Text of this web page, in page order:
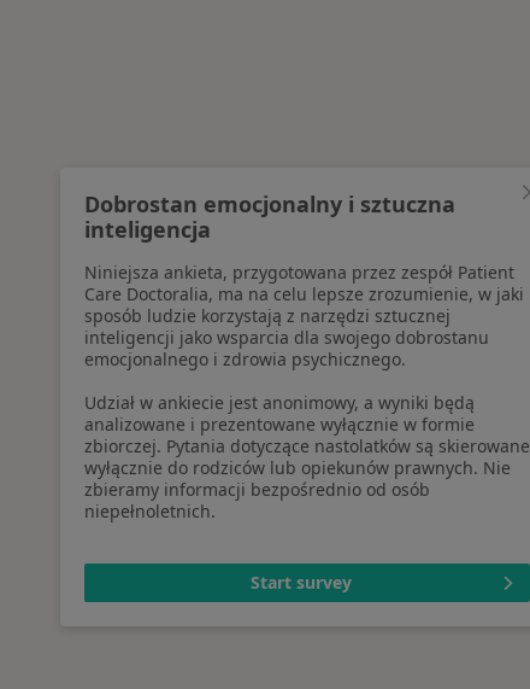
Dobrostan emocjonalny i sztuczna
inteligencja
Niniejsza ankieta, przygotowana przez zespół Patient
Care Doctoralia, ma na celu lepsze zrozumienie, w jaki
sposób ludzie korzystają z narzędzi sztucznej
inteligencji jako wsparcia dla swojego dobrostanu
emocjonalnego i zdrowia psychicznego.
Udział w ankiecie jest anonimowy, a wyniki będą
analizowane i prezentowane wyłącznie w formie
zbiorczej. Pytania dotyczące nastolatków są skierowane
wyłącznie do rodziców lub opiekunów prawnych. Nie
zbieramy informacji bezpośrednio od osób
niepełnoletnich.
Start survey